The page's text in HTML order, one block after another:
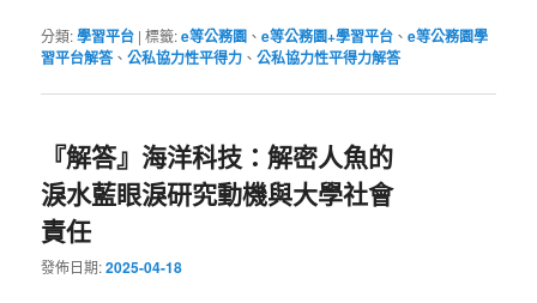
分類:學習平台 |標籤:e等公務園 、e等公務園+學習平台 、e等公務園學
習平台解答、公私協力性平得力 、公私協力性平得力解答
『解答』海洋科技：解密人魚的
淚水藍眼淚研究動機與大學社會
責任
發佈日期:2025-04-18